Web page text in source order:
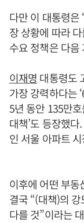
다만 이 대통령은
장 상황에 따라
수요 정책은 다음
이재명 대통령도
가장 강력하다는
5년 동안 135만
대책’도 등장했
인 서울 아파트
이후에 어떤 부동
결국 “(대책)의
다를 것”이라는